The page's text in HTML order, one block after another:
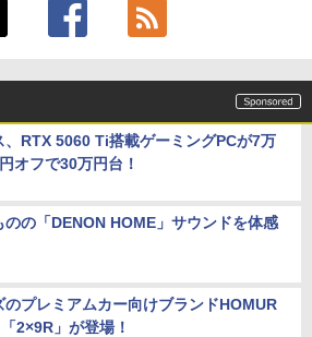
、RTX 5060 Ti搭載ゲーミングPCが7万
オフで30万円台！
のの「DENON HOME」サウンドを体感
のプレミアムカー向けブランドHOMUR
2×9R」が登場！